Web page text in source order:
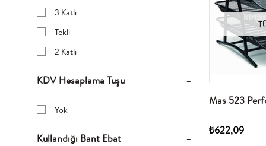
12MMX33MT
10X13 cm
3 Katlı
Tekli
2 Katlı
KDV Hesaplama Tuşu
Yok
Kullandığı Bant Ebat
Mas 523
₺622,09